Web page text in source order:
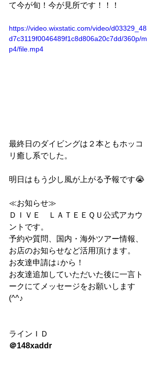
て今が旬！今が見所です！！！
https://video.wixstatic.com/video/d03329_48
d7c3119f0046489f1c8d806a20c7dd/360p/m
p4/file.mp4
最終日のダイビングは２本ともホッコ
リ癒し系でした。
明日はもう少し風が上がる予報です😭
≪お知らせ≫
ＤＩＶＥ　ＬＡＴＥＥＱＵ公式アカウ
ントです。
予約や質問、国内・海外ツアー情報、
お店のお知らせなど活用頂けます。
お友達申請は↓から！
お友達追加していただいた後に一言ト
ークにてメッセージをお願いします
(^^♪
ラインＩＤ
＠148xaddr